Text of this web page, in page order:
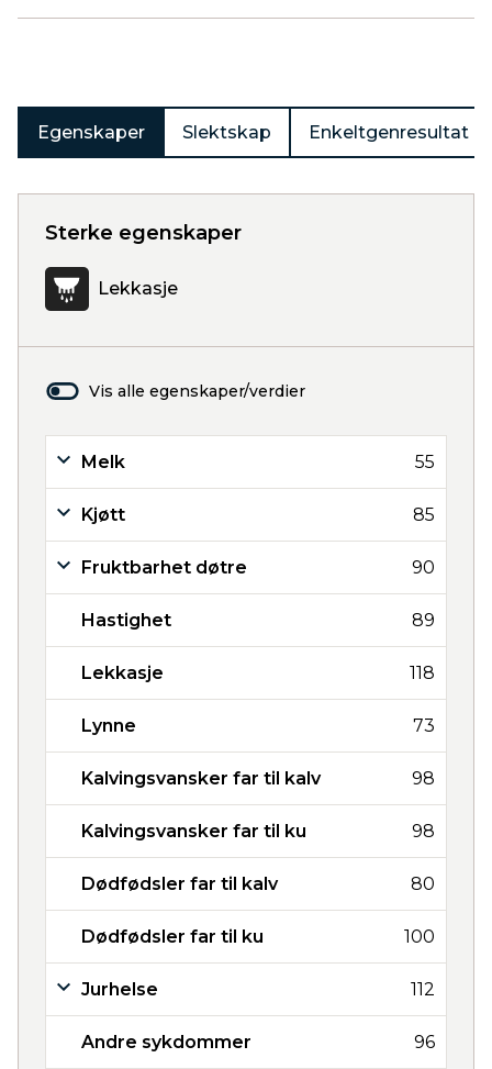
Egenskaper Slektskap Enkeltgenresultat
Sterke egenskaper
Lekkasje
Vis alle egenskaper/verdier
Melk 55
Kjøtt 85
Fruktbarhet døtre 90
Hastighet 89
Lekkasje 118
Lynne 73
Kalvingsvansker far til kalv 98
Kalvingsvansker far til ku 98
Dødfødsler far til kalv 80
Dødfødsler far til ku 100
Jurhelse 112
Andre sykdommer 96